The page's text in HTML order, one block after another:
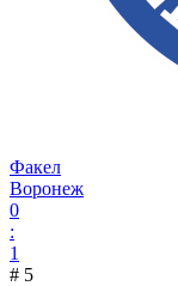
Факел
Воронеж
0
:
1
# 5